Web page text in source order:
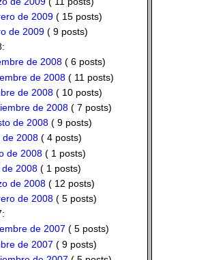
de 2009( 15 posts)
de 2009( 9 posts)
de 2008( 6 posts)
de 2008( 11 posts)
de 2008( 10 posts)
de 2008( 7 posts)
de 2008( 9 posts)
de 2008( 4 posts)
de 2008( 1 posts)
de 2008( 1 posts)
de 2008( 12 posts)
de 2008( 5 posts)
de 2007 ( 5 posts)
de 2007 ( 9 posts)